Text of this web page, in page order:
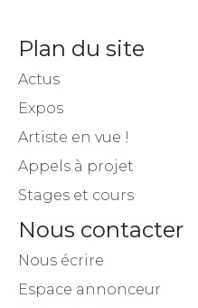
Plan du site
Actus
Expos
Artiste en vue !
Appels à projet
Stages et cours
Nous contacter
Nous écrire
Espace annonceur